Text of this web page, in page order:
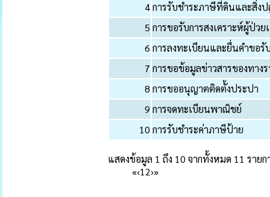
4การรับชำระภาษีที่ดินและสิ่งป
5 การขอรับการสงเคราะห์ผู้ป่วย
6 การลงทะเบียนและยื่นคำขอรั
7 การขอข้อมูลข่าวสารของทางร
8 การขออนุญาตติดตั้งประปา
9 การจดทะเบียนพาณิชย์
10 การรับชำระค่าภาษีป้าย
แสดงข้อมูล 1 ถึง 10 จากทั้งหมด 11 รายก
«‹12›»